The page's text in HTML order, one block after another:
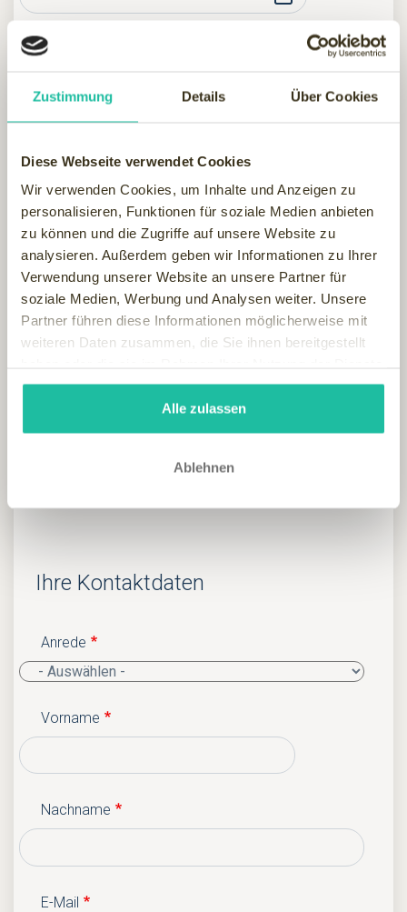
Zustimmung Details Über Cookies
Diese Webseite verwendet Cookies
Wir verwenden Cookies, um Inhalte und Anzeigen zu
personalisieren, Funktionen für soziale Medien anbieten
zu können und die Zugriffe auf unsere Website zu
analysieren. Außerdem geben wir Informationen zu Ihrer
Verwendung unserer Website an unsere Partner für
soziale Medien, Werbung und Analysen weiter. Unsere
Partner führen diese Informationen möglicherweise mit
weiteren Daten zusammen, die Sie ihnen bereitgestellt
gesammelt haben.
Alle zulassen
Ablehnen
Abreise
Einzelzimmer
Erwachsene
Kinder
Ihre Kontaktdaten
Anrede
Vorname
Nachname
E-Mail